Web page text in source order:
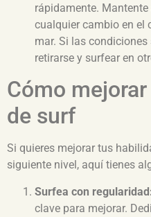
rápidamente.
cualquier cambio en el
mar. Si las
retirarse y surfear en
Cómo
de surf
Si quieres mejorar tus
siguiente nivel, aquí tienes
Surfea con
clave para mejorar.